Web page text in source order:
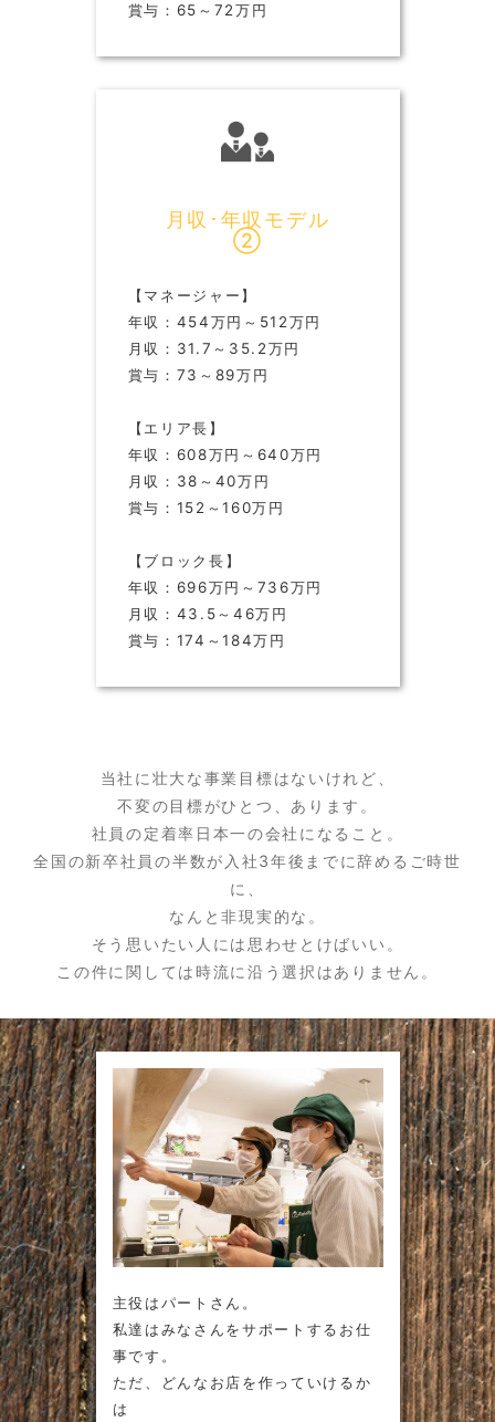
賞与：65～72万円
月収･年収モデル
②
【マネージャー】
年収：454万円～512万円
月収：31.7～35.2万円
賞与：73～89万円
【エリア長】
年収：608万円～640万円
月収：38～40万円
賞与：152～160万円
【ブロック長】
年収：696万円～736万円
月収：43.5～46万円
賞与：174～184万円
当社に壮大な事業目標はないけれど、
不変の目標がひとつ、あります。
社員の定着率日本一の会社になること。
全国の新卒社員の半数が入社3年後までに辞めるご時世
に、
なんと非現実的な。
そう思いたい人には思わせとけばいい。
この件に関しては時流に沿う選択はありません。
主役はパートさん。
私達はみなさんをサポートするお仕
事です。
ただ、どんなお店を作っていけるか
は